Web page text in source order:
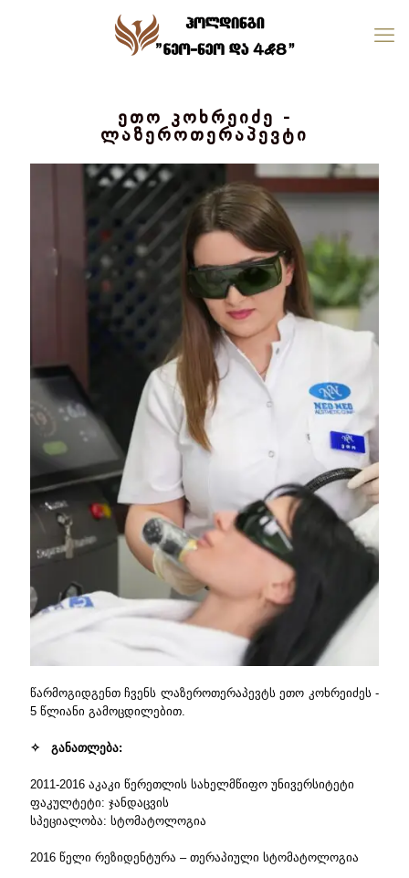
ეთო კოხრეიძე -
ლაზეროთერაპევტი
წარმოგიდგენთ ჩვენს ლაზეროთერაპევტს ეთო კოხრეიძეს -
5 წლიანი გამოცდილებით.
✧ განათლება:
2011-2016 აკაკი წერეთლის სახელმწიფო უნივერსიტეტი
ფაკულტეტი: ჯანდაცვის
სპეციალობა: სტომატოლოგია
2016 წელი რეზიდენტურა – თერაპიული სტომატოლოგია